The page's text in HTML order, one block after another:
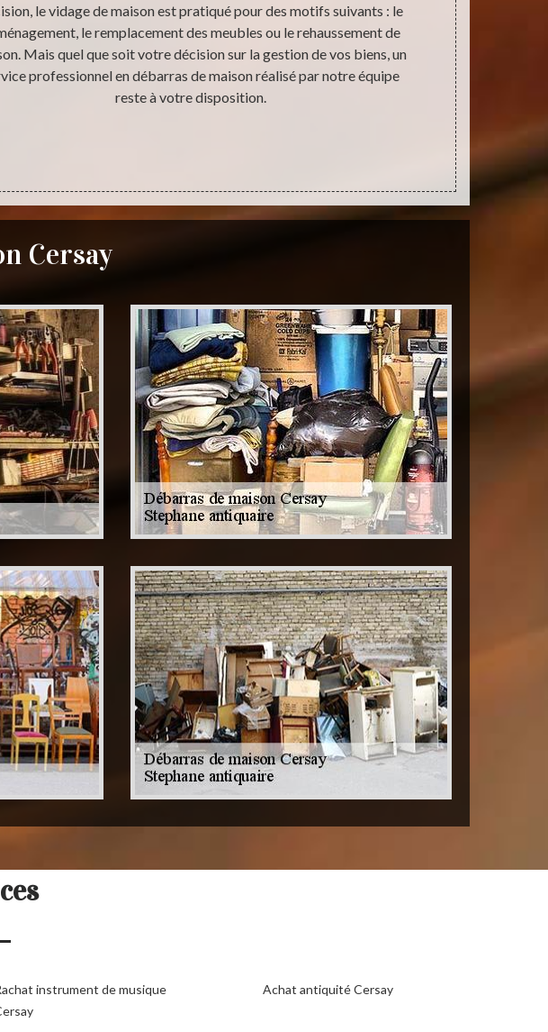
le vidage de maison est pratiqué pour des motifs suivants : le
le remplacement des meubles ou le rehaussement de
Mais quel que soit votre décision sur la gestion de vos biens, un
professionnel en débarras de maison réalisé par notre équipe
reste à votre disposition.
Cersay
instrument de musique
Achat antiquité Cersay